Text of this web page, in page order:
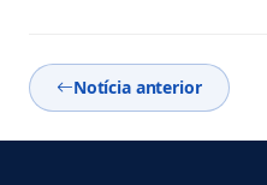
Notícia anterior